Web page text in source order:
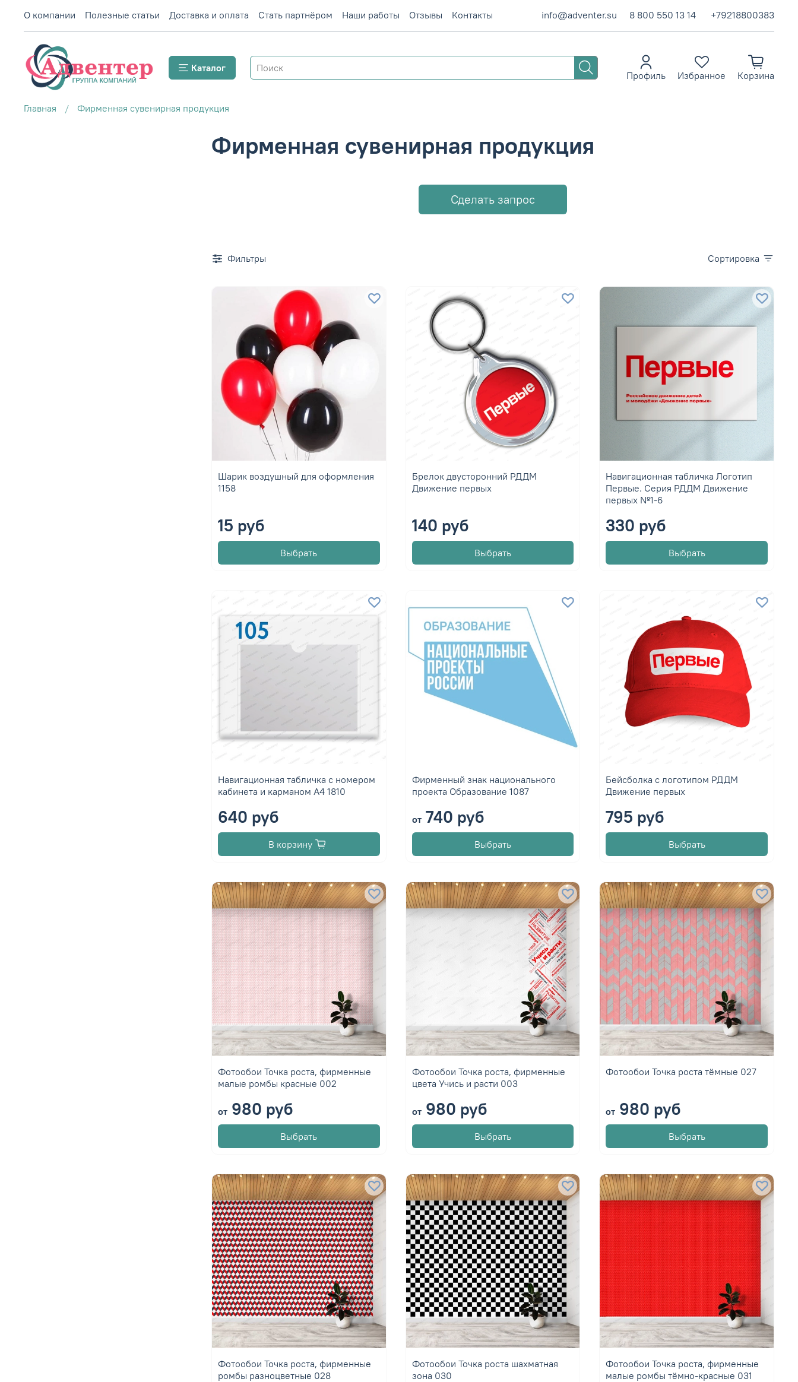
О компании Полезные статьи Доставка и оплата Стать партнёром Наши работы Отзывы Контакты info@adventer.su 8 800 550 13 14 +79218800383
Каталог
Профиль Избранное Корзина
Главная Фирменная сувенирная продукция
Фирменная сувенирная продукция
Сделать запрос
Фильтры Сортировка
Шарик воздушный для оформления
1158
15 руб
Выбрать
Брелок двусторонний РДДМ
Движение первых
140 руб
Выбрать
Навигационная табличка Логотип
Первые. Серия РДДМ Движение
первых №1-6
330 руб
Выбрать
Навигационная табличка с номером
кабинета и карманом А4 1810
640 руб
В корзину
Фирменный знак национального
проекта Образование 1087
от740 руб
Выбрать
Бейсболка с логотипом РДДМ
Движение первых
795 руб
Выбрать
Фотообои Точка роста, фирменные
малые ромбы красные 002
от980 руб
Выбрать
Фотообои Точка роста, фирменные
цвета Учись и расти 003
от980 руб
Выбрать
Фотообои Точка роста тёмные 027
от 980 руб
Выбрать
Фотообои Точка роста, фирменные
ромбы разноцветные 028
Фотообои Точка роста шахматная
зона 030
Фотообои Точка роста, фирменные
малые ромбы тёмно-красные 031